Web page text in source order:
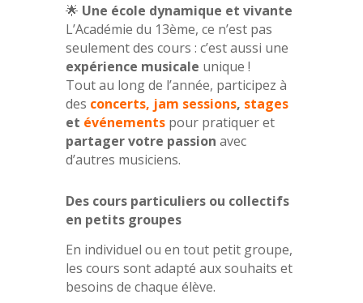
🌟 Une école dynamique et vivante
L’Académie du 13ème, ce n’est pas
seulement des cours : c’est aussi une
expérience musicale unique !
Tout au long de l’année, participez à
des concerts, jam sessions, stages
et événements pour pratiquer et
partager votre passion avec
d’autres musiciens.
Des cours particuliers ou collectifs
en petits groupes
En individuel ou en tout petit groupe,
les cours sont adapté aux souhaits et
besoins de chaque élève.